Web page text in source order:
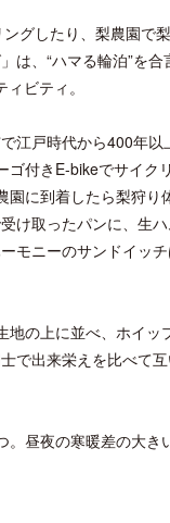
グしたり、梨農園で
は、“ハマる輪泊”を合
ビティ。
江戸時代から400年以
ゴ付きE-bikeでサイク
園に到着したら梨狩り
け取ったパンに、生
モニーのサンドイッ
地の上に並べ、ホイッ
で出来栄えを比べて
。昼夜の寒暖差の大き